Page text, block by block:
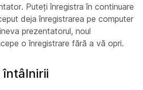
Puteți înregistra în continuare
deja înregistrarea pe computer
prezentatorul, noul
o înregistrare fără a vă opri.